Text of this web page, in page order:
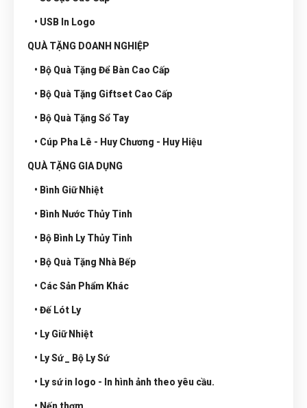
• USB In Logo
QUÀ TẶNG DOANH NGHIỆP
• Bộ Quà Tặng Để Bàn Cao Cấp
• Bộ Quà Tặng Giftset Cao Cấp
• Bộ Quà Tặng Sổ Tay
• Cúp Pha Lê - Huy Chương - Huy Hiệu
QUÀ TẶNG GIA DỤNG
• Bình Giữ Nhiệt
• Bình Nước Thủy Tinh
• Bộ Bình Ly Thủy Tinh
• Bộ Quà Tặng Nhà Bếp
• Các Sản Phẩm Khác
• Đế Lót Ly
• Ly Giữ Nhiệt
• Ly Sứ _ Bộ Ly Sứ
• Ly sứ in logo - In hình ảnh theo yêu cầu.